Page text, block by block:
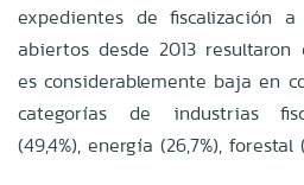
expedientes de fiscalización
abiertos desde 2013
es considerablemente baja en
categorías de industrias
(49,4%), energía (26,7%), forestal